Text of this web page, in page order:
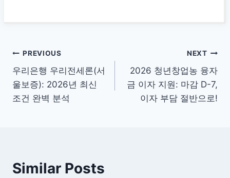
글
탐
색
PREVIOUS
우리은행 우리전세론(서
울보증): 2026년 최신
조건 완벽 분석
NEXT
2026 청년창업농 융자
금 이자 지원: 마감 D-7,
이자 부담 절반으로!
Similar Posts